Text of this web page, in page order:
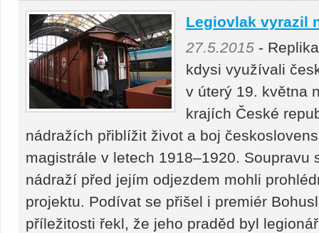
Legiovlak vyrazil
27.5.2015 -
kdysi využívali
v úterý 19. května
krajích České
nádražích přiblížit život a boj
magistrále v letech 1918–1920. Soupravu
nádraží před jejím odjezdem mohli
projektu. Podívat se přišel i premiér
příležitosti řekl, že jeho praděd byl